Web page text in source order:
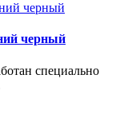
черный
специально